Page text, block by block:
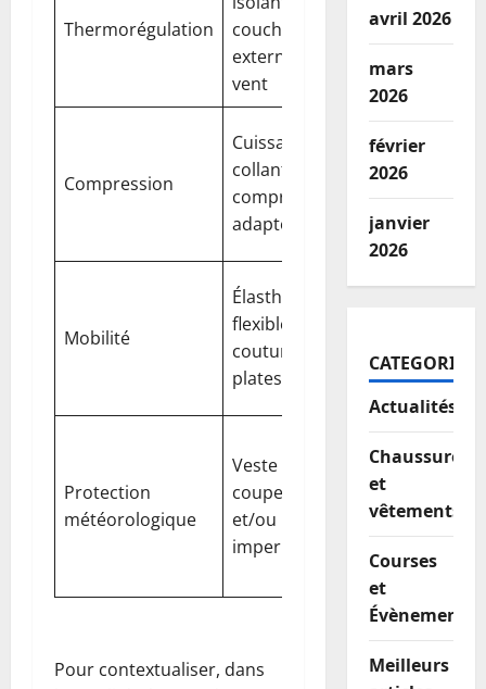
Thermorégulation
couche
externe coupe-
vent
quand il fait
surchauffer
Compression
Cuissards ou
collants de
compression
adaptés
Soutien
musculaire et
meilleure
circulation
sanguine
Mobilité
Élasthanne
flexible,
coutures
plates
Liberté de
des
Protection
météorologique
Veste légère
coupe-vent
et/ou
imperméable
Travaillez
dans des
conditions
variables
compromis
Pour contextualiser, dans
avril 2026
mars
2026
février
2026
janvier
2026
CATEGORIES
Actualités
Chaussures
et
vêtements
Courses
et
Évènements
Meilleurs